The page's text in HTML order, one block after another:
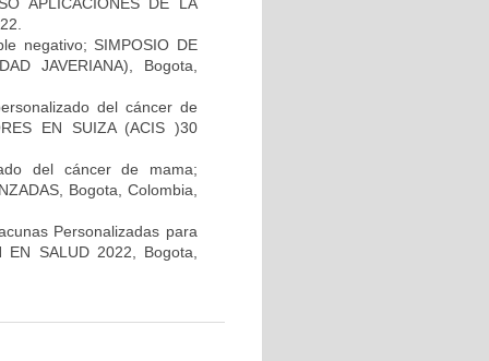
negativo; SIMPOSIO DE
JAVERIANA), Bogota,
del cáncer de
EN SUIZA (ACIS )30
del cáncer de mama;
Bogota, Colombia,
Personalizadas para
SALUD 2022, Bogota,